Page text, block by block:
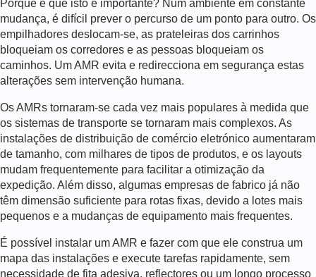
Porque é que isto é importante? Num ambiente em constante
mudança, é difícil prever o percurso de um ponto para outro. Os
empilhadores deslocam-se, as prateleiras dos carrinhos
bloqueiam os corredores e as pessoas bloqueiam os
caminhos. Um AMR evita e redirecciona em segurança estas
alterações sem intervenção humana.
Os AMRs tornaram-se cada vez mais populares à medida que
os sistemas de transporte se tornaram mais complexos. As
instalações de distribuição de comércio eletrónico aumentaram
de tamanho, com milhares de tipos de produtos, e os layouts
mudam frequentemente para facilitar a otimização da
expedição. Além disso, algumas empresas de fabrico já não
têm dimensão suficiente para rotas fixas, devido a lotes mais
pequenos e a mudanças de equipamento mais frequentes.
É possível instalar um AMR e fazer com que ele construa um
mapa das instalações e execute tarefas rapidamente, sem
necessidade de fita adesiva, reflectores ou um longo processo